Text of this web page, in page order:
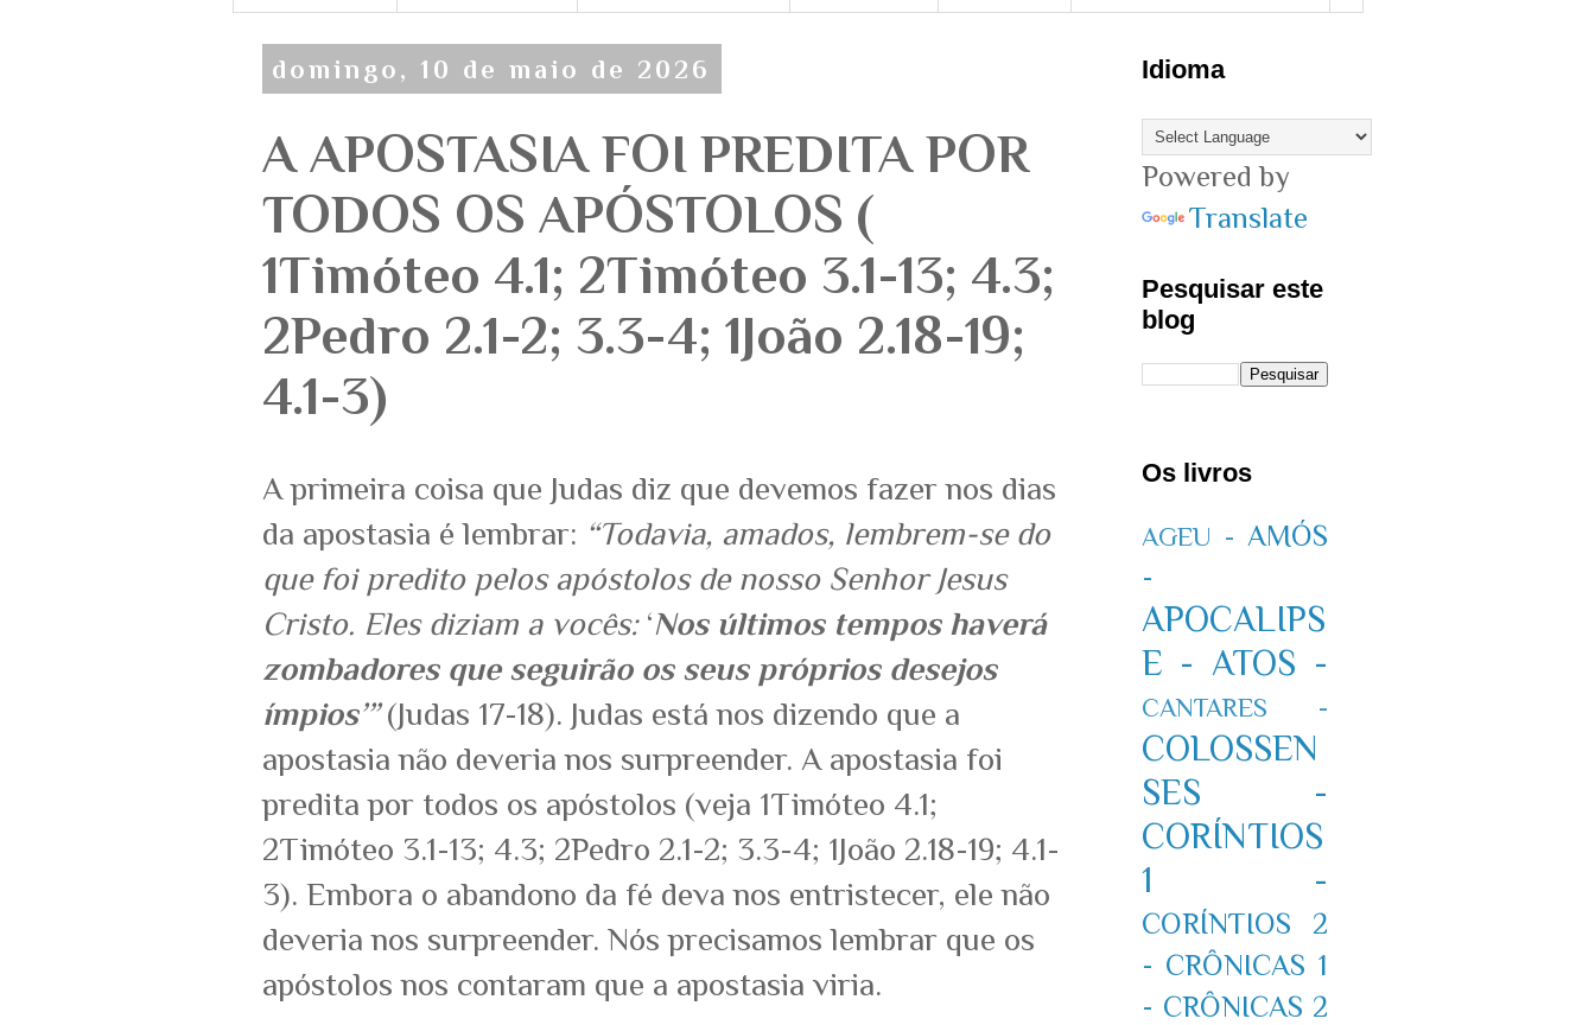
domingo, 10 de maio de 2026
A APOSTASIA FOI PREDITA POR
TODOS OS APÓSTOLOS (
1Timóteo 4.1; 2Timóteo 3.1-13; 4.3;
2Pedro 2.1-2; 3.3-4; 1João 2.18-19;
4.1-3)
A primeira coisa que Judas diz que devemos fazer nos dias
da apostasia é lembrar: “Todavia, amados, lembrem-se do
que foi predito pelos apóstolos de nosso Senhor Jesus
Cristo. Eles diziam a vocês:‘Nos últimos tempos haverá
zombadores que seguirão os seus próprios desejos
ímpios’”(Judas 17-18). Judas está nos dizendo que a
apostasia não deveria nos surpreender. A apostasia foi
predita por todos os apóstolos (veja 1Timóteo 4.1;
2Timóteo 3.1-13; 4.3; 2Pedro 2.1-2; 3.3-4; 1João 2.18-19; 4.1-
3). Embora o abandono da fé deva nos entristecer, ele não
deveria nos surpreender. Nós precisamos lembrar que os
apóstolos nos contaram que a apostasia viria.
Idioma
Powered by
Translate
Pesquisar este
blog
Os livros
AGEU - AMÓS
-
APOCALIPS
E - ATOS -
CANTARES -
COLOSSEN
SES -
CORÍNTIOS
1 -
CORÍNTIOS 2
- CRÔNICAS 1
- CRÔNICAS 2